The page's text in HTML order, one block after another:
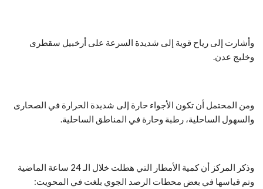
وأشارت إلى رياح قوية إلى شديدة السرعة على أرخبيل سقطرى
وخليج عدن.
ومن المحتمل أن تكون الأجواء حارة إلى شديدة الحرارة في الصحارى
والسهول الساحلية، رطبة وحارة في المناطق الساحلية.
وذكر المركز أن كمية الأمطار التي هطلت خلال الـ 24 ساعة الماضية
وتم قياسها في بعض محطات الرصد الجوي بلغت في المحويت: